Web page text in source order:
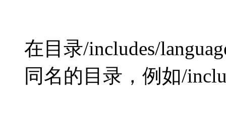
在目录/includes/
同名的目录，例如/